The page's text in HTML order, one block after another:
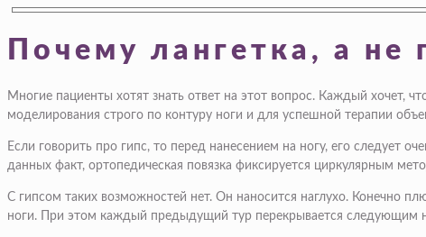
Почему лангетка, а не
Многие пациенты хотят знать ответ на этот вопрос. Каждый хочет,
моделирования строго по контуру ноги и для успешной терапии
Если говорить про гипс, то перед нанесением на ногу, его следует
данных факт, ортопедическая повязка фиксируется циркулярным
С гипсом таких возможностей нет. Он наносится наглухо. Конечно
ноги. При этом каждый предыдущий тур перекрывается следующим